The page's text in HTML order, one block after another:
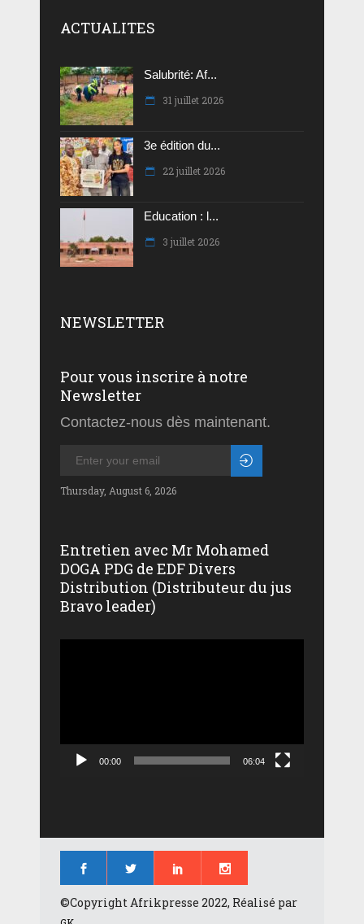
ACTUALITES
Salubrité: Af...
31 juillet 2026
3e édition du...
22 juillet 2026
Education : l...
3 juillet 2026
NEWSLETTER
Pour vous inscrire à notre
Newsletter
Contactez-nous dès maintenant.
Thursday, August 6, 2026
Entretien avec Mr Mohamed
DOGA PDG de EDF Divers
Distribution (Distributeur du jus
Bravo leader)
00:00 06:04
©Copyright Afrikpresse 2022, Réalisé par